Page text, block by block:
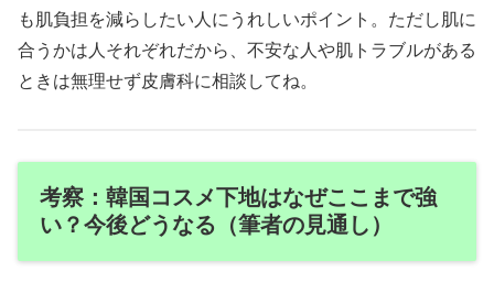
も肌負担を減らしたい人にうれしいポイント。ただし肌に
合うかは人それぞれだから、不安な人や肌トラブルがある
ときは無理せず皮膚科に相談してね。
考察：韓国コスメ下地はなぜここまで強
い？今後どうなる（筆者の見通し）